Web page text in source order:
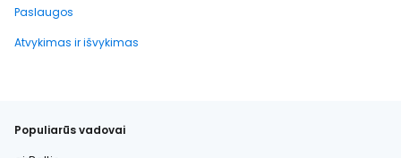
Paslaugos
Atvykimas ir išvykimas
Populiarūs vadovai